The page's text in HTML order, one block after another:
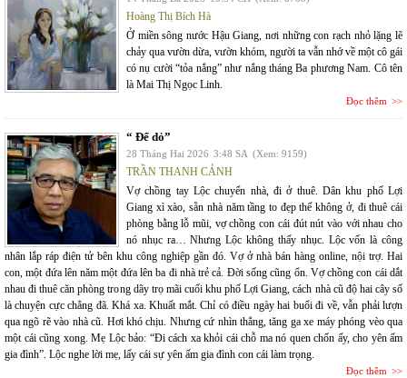
Hoàng Thị Bích Hà
Ở miền sông nước Hậu Giang, nơi những con rạch nhỏ lặng lẽ
chảy qua vườn dừa, vườn khóm, người ta vẫn nhớ về một cô gái
có nụ cười “tỏa nắng” như nắng tháng Ba phương Nam. Cô tên
là Mai Thị Ngọc Linh.
Đọc thêm
“ Để dỏ”
28 Tháng Hai 2026 3:48 SA (Xem: 9159)
TRẦN THANH CẢNH
Vợ chồng tay Lộc chuyển nhà, đi ở thuê. Dân khu phố Lợi
Giang xì xào, sẵn nhà năm tầng to đẹp thế không ở, đi thuê cái
phòng bằng lỗ mũi, vợ chồng con cái đút nút vào với nhau cho
nó nhục ra… Nhưng Lộc không thấy nhục. Lộc vốn là công
nhân lắp ráp điện tử bên khu công nghiệp gần đó. Vợ ở nhà bán hàng online, nội trợ. Hai
con, một đứa lên năm một đứa lên ba đi nhà trẻ cả. Đời sống cũng ổn. Vợ chồng con cái dắt
nhau đi thuê căn phòng trong dãy trọ mãi cuối khu phố Lợi Giang, cách nhà cũ độ hai cây số
là chuyện cực chẳng đã. Khá xa. Khuất mắt. Chỉ có điều ngày hai buổi đi về, vẫn phải lượn
qua ngõ rẽ vào nhà cũ. Hơi khó chịu. Nhưng cứ nhìn thẳng, tăng ga xe máy phóng vèo qua
một cái cũng xong. Mẹ Lộc bảo: “Đi cách xa khỏi cái chỗ ma nó quen chốn ấy, cho yên ấm
gia đình”. Lộc nghe lời mẹ, lấy cái sự yên ấm gia đình con cái làm trọng.
Đọc thêm